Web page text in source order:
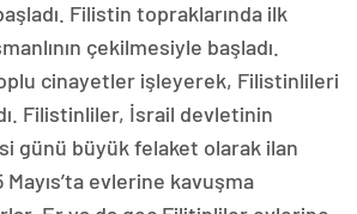
Filistin topraklarında ilk
çekilmesiyle başladı.
cinayetler işleyerek, Filistinlileri
Filistinliler, İsrail devletinin
günü büyük felaket olarak ilan
evlerine kavuşma